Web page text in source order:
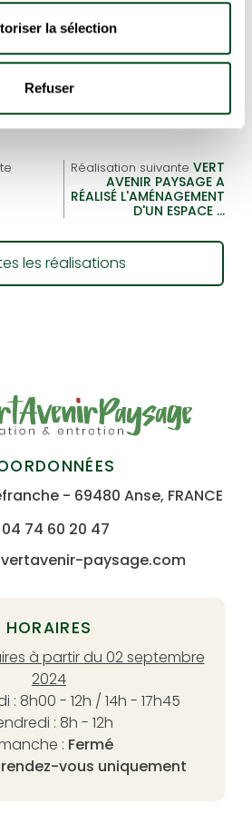
la sélection
Refuser
ou grès cérame
Réalisation suivante VERT
AVENIR PAYSAGE A
RÉALISÉ L'AMÉNAGEMENT
D'UN ESPACE …
les réalisations
- 69480 Anse, FRANCE
04 74 60 20 47
paysage.com
HORAIRES
à partir du 02 septembre
2024
: 8h00 - 12h / 14h - 17h45
: 8h - 12h
: Fermé
vous uniquement